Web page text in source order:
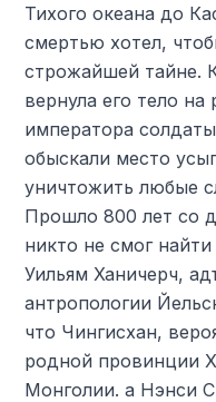
Тихого океана до
смертью хотел,
строжайшей тайне.
вернула его тело
императора
обыскали место
уничтожить любые
Прошло 800 лет со
никто не смог
Уильям Ханичерч,
антропологии
что Чингисхан,
родной провинции
Монголии. а Нэнси